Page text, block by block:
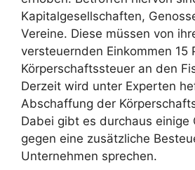
Kapitalgesellschaften,
Vereine. Diese müssen von
versteuernden Einkommen 15
Körperschaftssteuer an den
Derzeit wird unter Experten
Abschaffung der
Dabei gibt es durchaus einige
gegen eine zusätzliche
Unternehmen sprechen.